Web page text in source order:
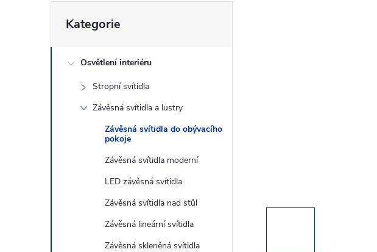
o
kategorie
Kategorie
Osvětlení interiéru
Stropní svítidla
Závěsná svítidla a lustry
Závěsná svítidla do obývacího
pokoje
Závěsná svítidla moderní
LED závěsná svítidla
Závěsná svítidla nad stůl
Závěsná lineární svítidla
Závěsná skleněná svítidla